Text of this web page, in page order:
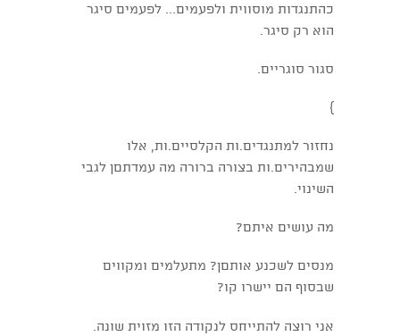
כהתנגדות מוסווית ולפעמים... לפעמים סיגר
הוא רק סיגר.
סגור סוגריים.
}
נחזור למתנגדים.ות הקלסיים.ות, אלו
שמבהירים.ות בצורה ברורה מה עמדתםן לגבי
השינוי.
מה עושים איתם?
מנסים לשכנע אותםן? מתעלמים ומקווים
שבסוף הם יישרו קו?
אני רוצה להתייחס לנקודה הזו מזוית שונה.